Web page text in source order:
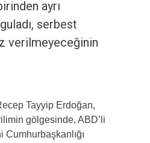
ayrı
serbest
verilmeyeceğinin
Tayyip Erdoğan,
gölgesinde, ABD’li